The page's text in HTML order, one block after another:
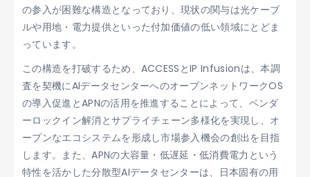
の参入が困難な構造となっており、現状の関与は光ケーブ
ルや用地・電力提供といった付加価値の低い領域にとどま
っています。
この構造を打破するため、ACCESSとIP Infusionは、本調
査を契機にAIデータセンターへのオープンネットワークOS
の導入促進とAPNの活用を推進することによって、ベンダ
ーロックイン解消とサプライチェーン多様化を実現し、オ
ープンなエコシステムを形成し市場参入機会の創出を目指
します。また、APNの大容量・低遅延・低消費電力という
特性を活かした分散型AIデータセンターは、日本固有の用